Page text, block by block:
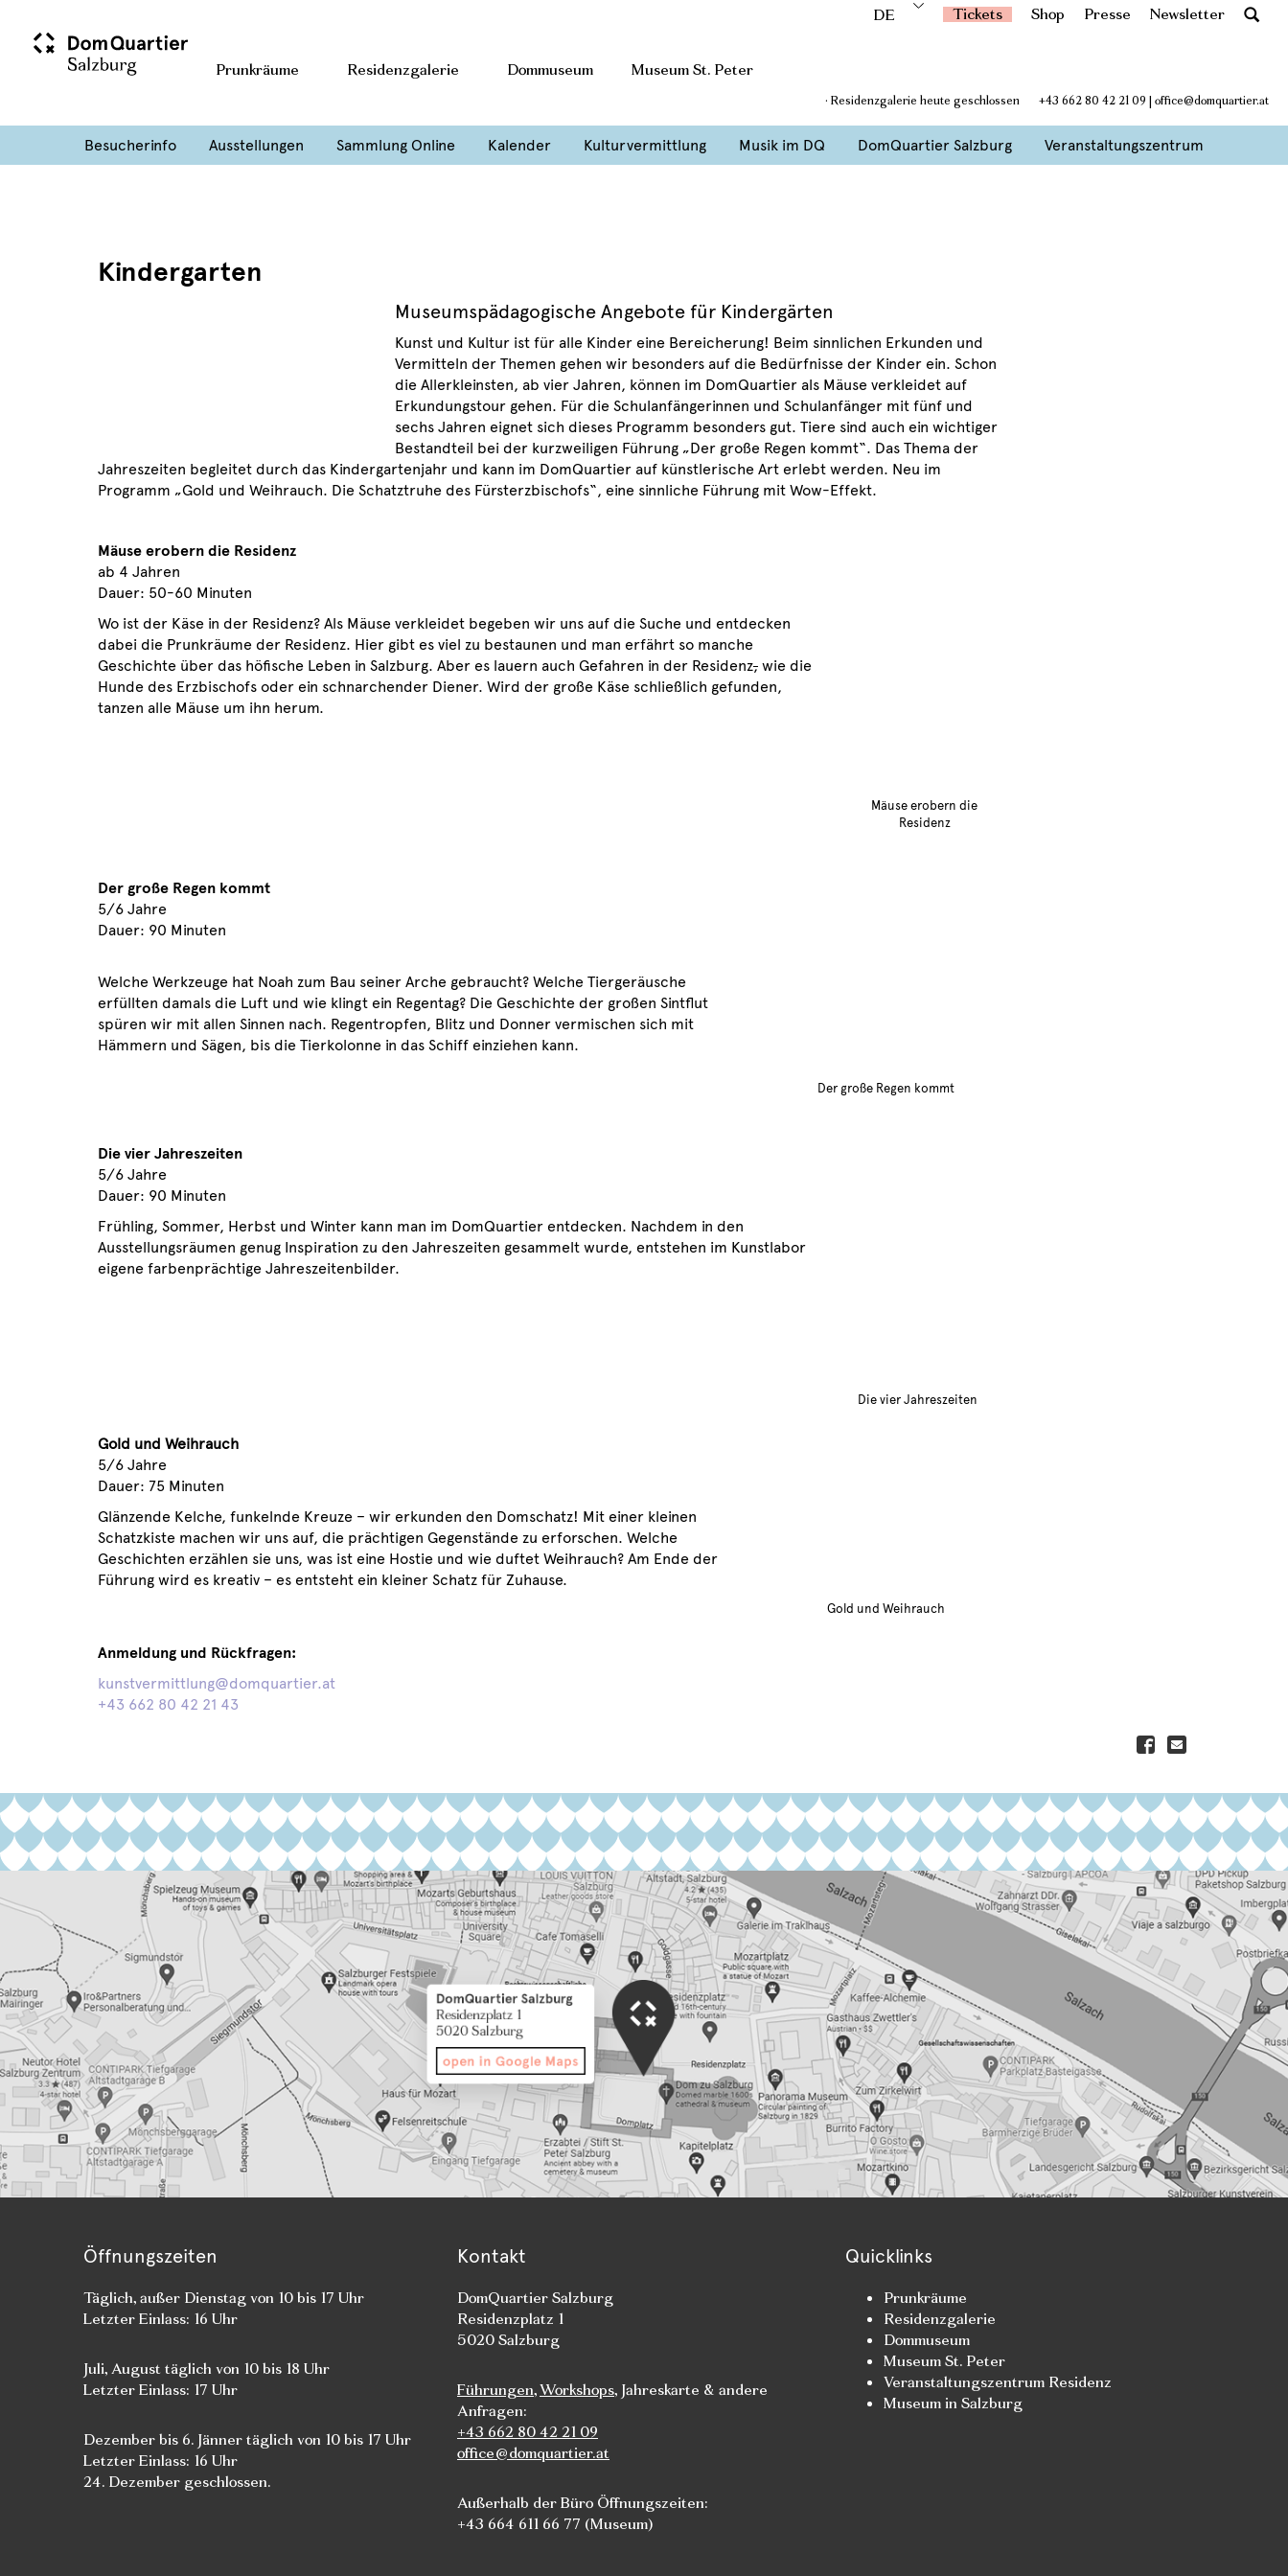
DE Tickets Shop Presse Newsletter
Prunkräume Residenzgalerie Dommuseum Museum St. Peter
· Residenzgalerie heute geschlossen +43 662 80 42 21 09 | office@domquartier.at
Besucherinfo Ausstellungen Sammlung Online Kalender Kulturvermittlung Musik im DQ DomQuartier Salzburg Veranstaltungszentrum
Kindergarten
Museumspädagogische Angebote für Kindergärten
Kunst und Kultur ist für alle Kinder eine Bereicherung! Beim sinnlichen Erkunden und
Vermitteln der Themen gehen wir besonders auf die Bedürfnisse der Kinder ein. Schon
die Allerkleinsten, ab vier Jahren, können im DomQuartier als Mäuse verkleidet auf
Erkundungstour gehen. Für die Schulanfängerinnen und Schulanfänger mit fünf und
sechs Jahren eignet sich dieses Programm besonders gut. Tiere sind auch ein wichtiger
Bestandteil bei der kurzweiligen Führung „Der große Regen kommt“. Das Thema der
Jahreszeiten begleitet durch das Kindergartenjahr und kann im DomQuartier auf künstlerische Art erlebt werden. Neu im
Programm „Gold und Weihrauch. Die Schatztruhe des Fürsterzbischofs“, eine sinnliche Führung mit Wow-Effekt.
Mäuse erobern die
Residenz
Mäuse erobern die Residenz
ab 4 Jahren
Dauer: 50-60 Minuten
Wo ist der Käse in der Residenz? Als Mäuse verkleidet begeben wir uns auf die Suche und entdecken
dabei die Prunkräume der Residenz. Hier gibt es viel zu bestaunen und man erfährt so manche
Geschichte über das höfische Leben in Salzburg. Aber es lauern auch Gefahren in der Residenz, wie die
Hunde des Erzbischofs oder ein schnarchender Diener. Wird der große Käse schließlich gefunden,
tanzen alle Mäuse um ihn herum.
Der große Regen kommt
Der große Regen kommt
5/6 Jahre
Dauer: 90 Minuten
Welche Werkzeuge hat Noah zum Bau seiner Arche gebraucht? Welche Tiergeräusche
erfüllten damals die Luft und wie klingt ein Regentag? Die Geschichte der großen Sintflut
spüren wir mit allen Sinnen nach. Regentropfen, Blitz und Donner vermischen sich mit
Hämmern und Sägen, bis die Tierkolonne in das Schiff einziehen kann.
Die vier Jahreszeiten
Die vier Jahreszeiten
5/6 Jahre
Dauer: 90 Minuten
Frühling, Sommer, Herbst und Winter kann man im DomQuartier entdecken. Nachdem in den
Ausstellungsräumen genug Inspiration zu den Jahreszeiten gesammelt wurde, entstehen im Kunstlabor
eigene farbenprächtige Jahreszeitenbilder.
Gold und Weihrauch
Gold und Weihrauch
5/6 Jahre
Dauer: 75 Minuten
Glänzende Kelche, funkelnde Kreuze – wir erkunden den Domschatz! Mit einer kleinen
Schatzkiste machen wir uns auf, die prächtigen Gegenstände zu erforschen. Welche
Geschichten erzählen sie uns, was ist eine Hostie und wie duftet Weihrauch? Am Ende der
Führung wird es kreativ – es entsteht ein kleiner Schatz für Zuhause.
Anmeldung und Rückfragen:
kunstvermittlung@domquartier.at
+43 662 80 42 21 43
Kontakt
DomQuartier Salzburg
Residenzplatz 1
5020 Salzburg
Führungen,Workshops, Jahreskarte & andere
Anfragen:
+43 662 80 42 21 09
office@domquartier.at
Außerhalb der Büro Öffnungszeiten:
+43 664 611 66 77 (Museum)
Öffnungszeiten
Täglich, außer Dienstag von 10 bis 17 Uhr
Letzter Einlass: 16 Uhr
Juli, August täglich von 10 bis 18 Uhr
Letzter Einlass: 17 Uhr
Dezember bis 6. Jänner täglich von 10 bis 17 Uhr
Letzter Einlass: 16 Uhr
24. Dezember geschlossen.
Quicklinks
Prunkräume
Residenzgalerie
Dommuseum
Museum St. Peter
Veranstaltungszentrum Residenz
Museum in Salzburg